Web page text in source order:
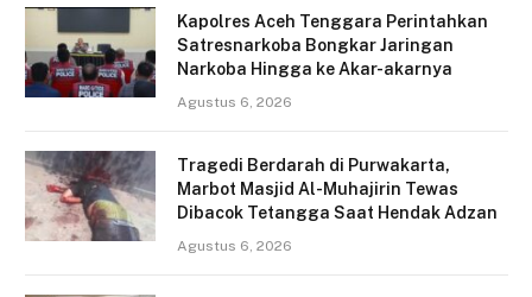
Kapolres Aceh Tenggara Perintahkan
Satresnarkoba Bongkar Jaringan
Narkoba Hingga ke Akar-akarnya
Agustus 6, 2026
Tragedi Berdarah di Purwakarta,
Marbot Masjid Al-Muhajirin Tewas
Dibacok Tetangga Saat Hendak Adzan
Agustus 6, 2026